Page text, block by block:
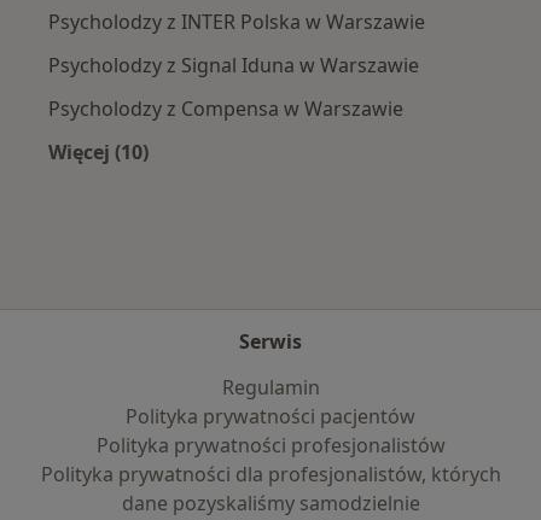
Psycholodzy z INTER Polska w Warszawie
Psycholodzy z Signal Iduna w Warszawie
Psycholodzy z Compensa w Warszawie
Więcej (10)
Serwis
Regulamin
Polityka prywatności pacjentów
Polityka prywatności profesjonalistów
Polityka prywatności dla profesjonalistów, których
dane pozyskaliśmy samodzielnie